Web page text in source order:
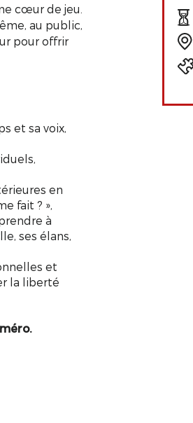
cœur de jeu.
au public,
pour offrir
et sa voix,
en
fait ? »,
à
ses élans,
et
la liberté